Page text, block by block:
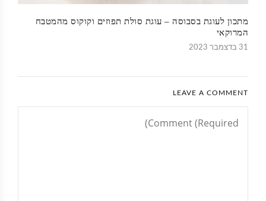
מתכון לעוגת בסבוסה – עוגת סולת תפוזים וקוקוס מהמטבח
המרוקאי
31 בדצמבר 2023
LEAVE A COMMENT